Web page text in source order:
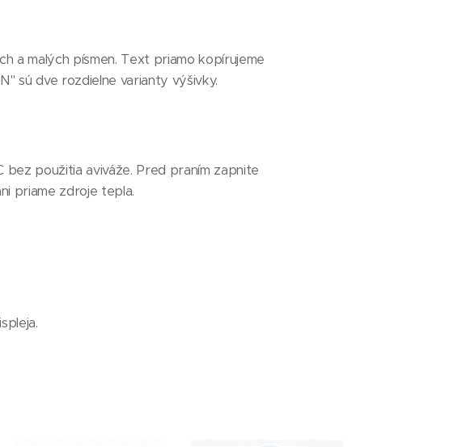
a malých písmen. Text priamo kopírujeme
sú dve rozdielne varianty výšivky.
použitia aviváže. Pred praním zapnite
priame zdroje tepla.